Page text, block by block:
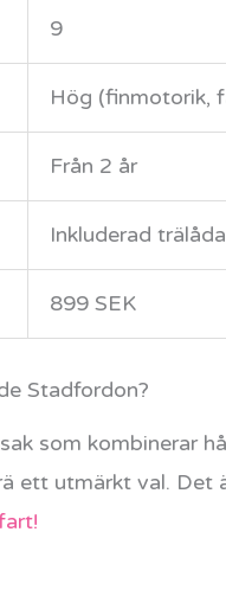
9
Hög (finmotorik,
Från 2 år
Inkluderad
899 SEK
Stadfordon?
som kombinerar
ett utmärkt val.